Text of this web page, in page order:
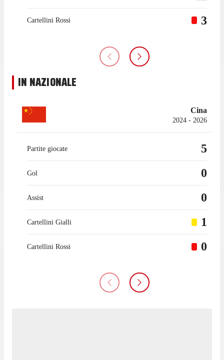
Cartellini Rossi 3
IN NAZIONALE
Cina
2024 - 2026
Partite giocate 5
Gol 0
Assist 0
Cartellini Gialli 1
Cartellini Rossi 0